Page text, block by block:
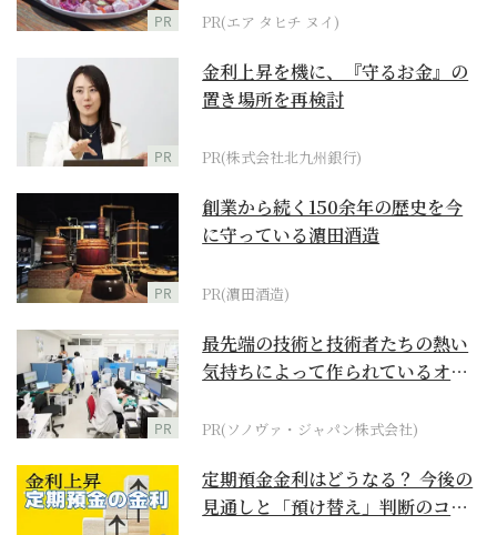
PR PR(エア タヒチ ヌイ)
PR
金利上昇を機に、『守るお金』の
置き場所を再検討
PR(株式会社北九州銀行)
PR
創業から続く150余年の歴史を今
に守っている濵田酒造
PR(濵田酒造)
PR
最先端の技術と技術者たちの熱い
気持ちによって作られているオー
PR(ソノヴァ・ジャパン株式会社)
定期預金金利はどうなる？ 今後の
見通しと「預け替え」判断のコツ